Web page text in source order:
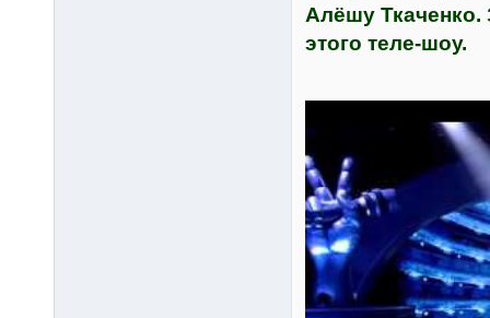
Алёшу
этого теле-